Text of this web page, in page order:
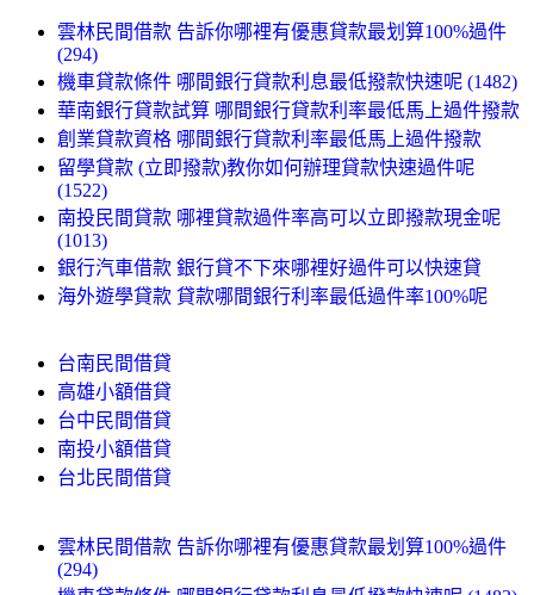
雲林民間借款 告訴你哪裡有優惠貸款最划算100%過件
(294)
機車貸款條件 哪間銀行貸款利息最低撥款快速呢 (1482)
華南銀行貸款試算 哪間銀行貸款利率最低馬上過件撥款
創業貸款資格 哪間銀行貸款利率最低馬上過件撥款
留學貸款 (立即撥款)教你如何辦理貸款快速過件呢
(1522)
南投民間貸款 哪裡貸款過件率高可以立即撥款現金呢
(1013)
銀行汽車借款 銀行貸不下來哪裡好過件可以快速貸
海外遊學貸款 貸款哪間銀行利率最低過件率100%呢
台南民間借貸
高雄小額借貸
台中民間借貸
南投小額借貸
台北民間借貸
雲林民間借款 告訴你哪裡有優惠貸款最划算100%過件
(294)